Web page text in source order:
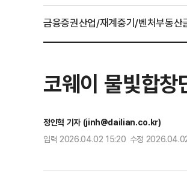
금융증권산업/재계중기/벤처부동산
코웨이 물빛합
정인혁 기자 (jinh@dailian.co.kr)
입력 2026.04.02 15:20 수정